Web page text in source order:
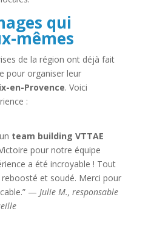
qui
mêmes
de la région ont déjà fait
pour organiser leur
en-Provence. Voici
:
team building VTTAE
pour notre équipe
a été incroyable ! Tout
et soudé. Merci pour
— Julie M., responsable